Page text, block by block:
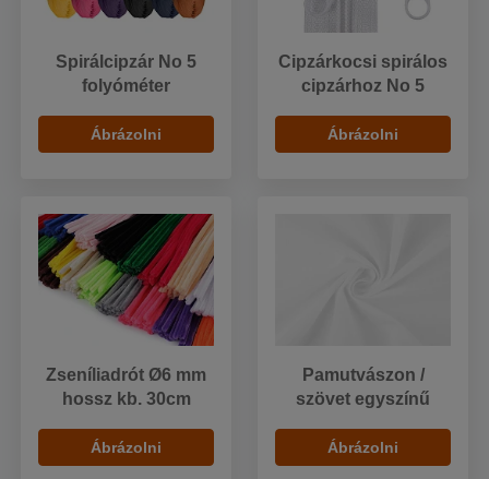
Spirálcipzár No 5
folyóméter
Ábrázolni
Cipzárkocsi spirálos
cipzárhoz No 5
Ábrázolni
Zseníliadrót Ø6 mm
hossz kb. 30cm
Ábrázolni
Pamutvászon /
szövet egyszínű
Ábrázolni